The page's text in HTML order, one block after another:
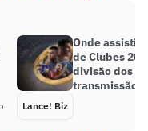
Onde assistir
de Clubes
divisão dos
transmissão
Lance! Biz